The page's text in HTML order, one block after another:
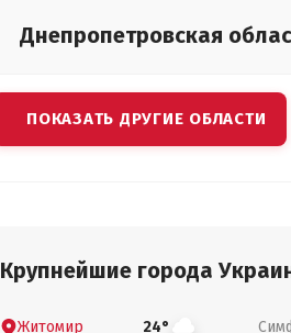
Днепропетровская
ПОКАЗАТЬ ДРУГИЕ ОБЛАСТИ
Крупнейшие города
Житомир 24°